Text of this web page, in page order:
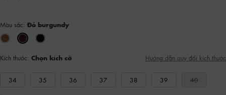
Màu sắc: Đỏ burgundy
Kích thước: Chọn kích cỡ Hướng dẫn quy đổi kích thước
34 35 36 37 38 39 40